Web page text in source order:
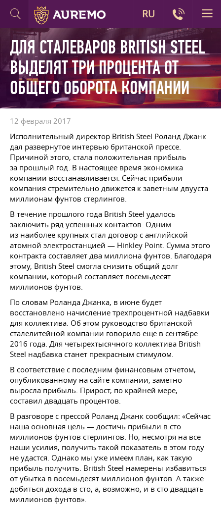
ДЛЯ СТАЛЕВАРОВ BRITISH STEEL
ВЫДЕЛЯТ ТРИ ПРОЦЕНТА ОТ
ОБЩЕГО ОБОРОТА КОМПАНИИ
12 февраля 2017
Исполнительный директор British Steel Роланд Джанк
дал развернутое интервью британской прессе.
Причиной этого, стала положительная прибыль
за прошлый год. В настоящее время экономика
компании восстанавливается. Сейчас прибыли
компания стремительно движется к заветным двууста
миллионам фунтов стерлингов.
В течение прошлого года British Steel удалось
заключить ряд успешных контактов. Одним
из наиболее крупных стал договор с английской
атомной электростанцией — Hinkley Point. Сумма этого
контракта составляет два миллиона фунтов. Благодаря
этому, British Steel смогла снизить общий долг
компании, который составляет восемьдесят
миллионов фунтов.
По словам Роланда Джанка, в июне будет
восстановлено начисление трехпроцентной надбавки
для коллектива. Об этом руководство британской
сталелитейной компании говорило еще в сентябре
2016 года. Для четырехтысячного коллектива British
Steel надбавка станет прекрасным стимулом.
В соответствие с последним финансовым отчетом,
опубликованному на сайте компании, заметно
выросла прибыль. Прирост, по крайней мере,
составил двадцать процентов.
В разговоре с прессой Роланд Джанк сообщил: «Сейчас
наша основная цель — достичь прибыли в сто
миллионов фунтов стерлингов. Но, несмотря на все
наши усилия, получить такой показатель в этом году
не удастся. Однако мы уже имеем план, как такую
прибыль получить. British Steel намерены избавиться
от убытка в восемьдесят миллионов фунтов. А также
добиться дохода в сто, а, возможно, и в сто двадцать
миллионов фунтов».
RU